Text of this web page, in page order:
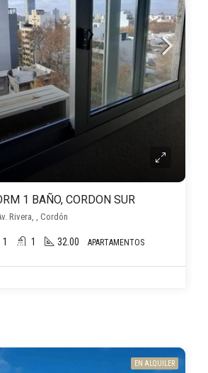
1 BAÑO, CORDON SUR
Rivera, , Cordón
1 1 32.00 APARTAMENTOS
EN ALQUILER